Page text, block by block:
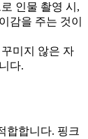
인물 촬영 시,
감을 주는 것이
미지 않은 자
다.
합합니다. 핑크